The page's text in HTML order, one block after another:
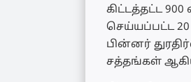
கிட்டத்தட்ட
செய்யப்பட்ட
பின்னர்
சத்தங்கள்